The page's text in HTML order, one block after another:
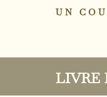
UN
LIVRE